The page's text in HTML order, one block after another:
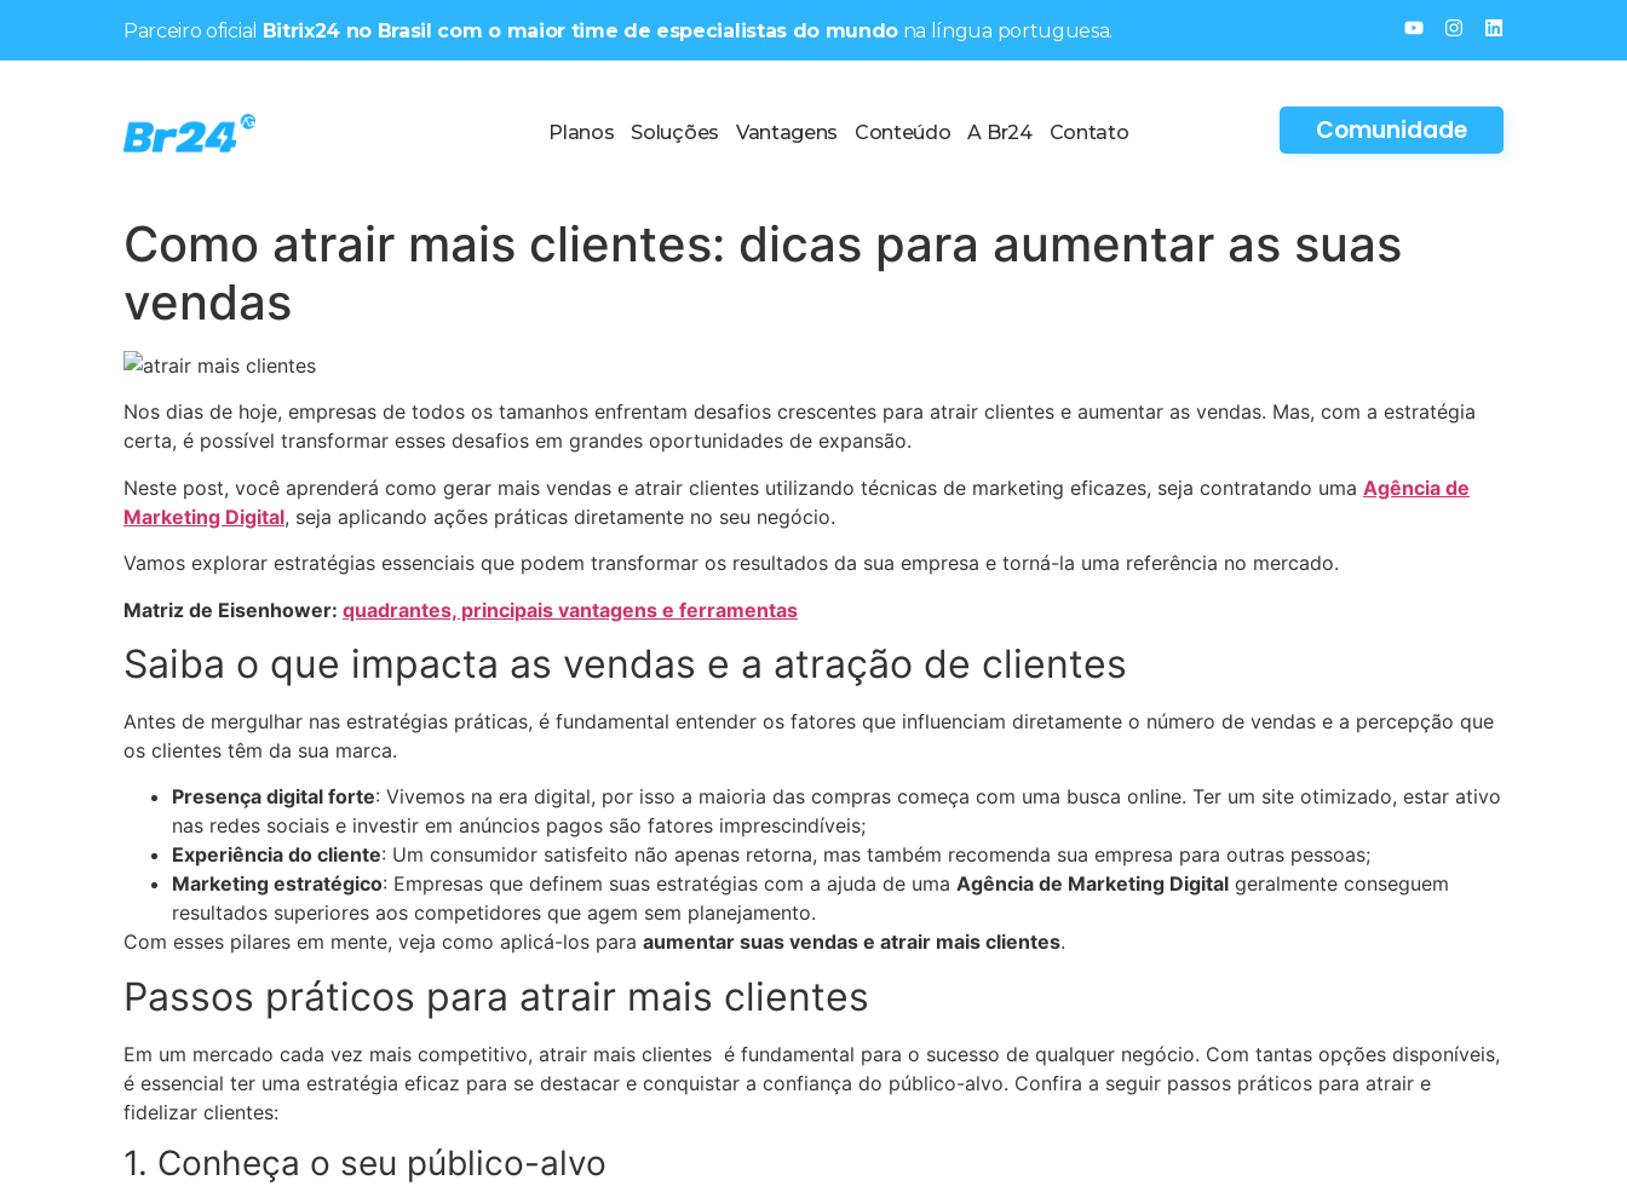
Parceiro oficial Bitrix24 no Brasil com o maior time de especialistas do mundo na língua portuguesa.
Planos Soluções Vantagens Conteúdo A Br24 Contato Comunidade
Como atrair mais clientes: dicas para aumentar as suas
vendas
Nos dias de hoje, empresas de todos os tamanhos enfrentam desafios crescentes para atrair clientes e aumentar as vendas. Mas, com a estratégia
certa, é possível transformar esses desafios em grandes oportunidades de expansão.
Neste post, você aprenderá como gerar mais vendas e atrair clientes utilizando técnicas de marketing eficazes, seja contratando uma Agência de
Marketing Digital, seja aplicando ações práticas diretamente no seu negócio.
Vamos explorar estratégias essenciais que podem transformar os resultados da sua empresa e torná-la uma referência no mercado.
Matriz de Eisenhower: quadrantes, principais vantagens e ferramentas
Saiba o que impacta as vendas e a atração de clientes
Antes de mergulhar nas estratégias práticas, é fundamental entender os fatores que influenciam diretamente o número de vendas e a percepção que
os clientes têm da sua marca.
Presença digital forte: Vivemos na era digital, por isso a maioria das compras começa com uma busca online. Ter um site otimizado, estar ativo
nas redes sociais e investir em anúncios pagos são fatores imprescindíveis;
Experiência do cliente: Um consumidor satisfeito não apenas retorna, mas também recomenda sua empresa para outras pessoas;
Marketing estratégico: Empresas que definem suas estratégias com a ajuda de uma Agência de Marketing Digital geralmente conseguem
resultados superiores aos competidores que agem sem planejamento.
Com esses pilares em mente, veja como aplicá-los para aumentar suas vendas e atrair mais clientes.
Passos práticos para atrair mais clientes
Em um mercado cada vez mais competitivo, atrair mais clientes é fundamental para o sucesso de qualquer negócio. Com tantas opções disponíveis,
é essencial ter uma estratégia eficaz para se destacar e conquistar a confiança do público-alvo. Confira a seguir passos práticos para atrair e
fidelizar clientes:
1. Conheça o seu público-alvo